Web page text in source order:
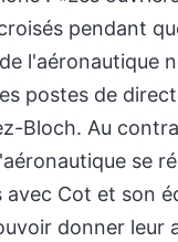
pendant
l'aéronautique
postes de
Bloch. Au
se
avec Cot et son
donner leur